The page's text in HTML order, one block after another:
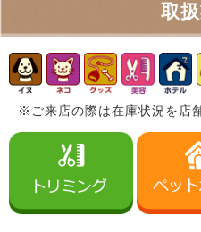
取
※ご来店の際は在庫状況を店